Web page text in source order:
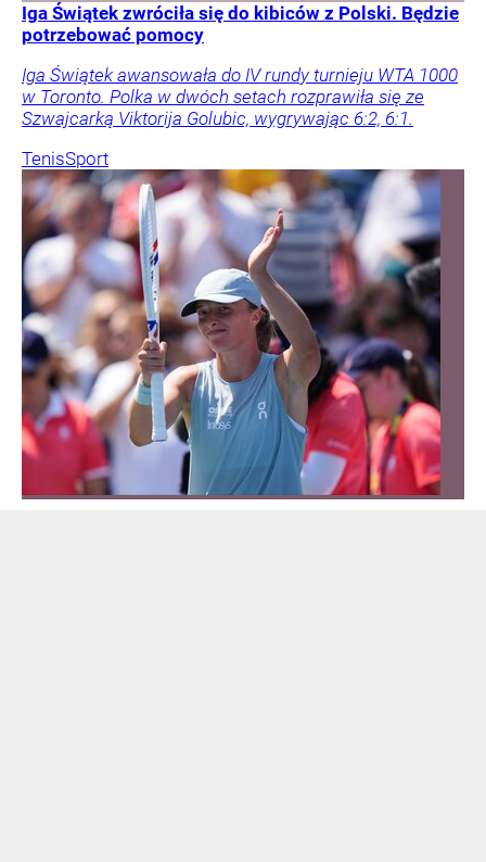
Iga Świątek zwróciła się do kibiców z Polski. Będzie
potrzebować pomocy
Iga Świątek awansowała do IV rundy turnieju WTA 1000
w Toronto. Polka w dwóch setach rozprawiła się ze
Szwajcarką Viktorija Golubic, wygrywając 6:2, 6:1.
TenisSport